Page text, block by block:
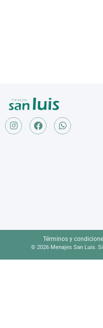
Términos y
© 2026 Menajes San Luis.